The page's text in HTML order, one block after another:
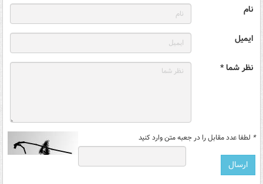
نام
ایمیل
نظر شما *
* لطفا عدد مقابل را در جعبه متن وارد کنید